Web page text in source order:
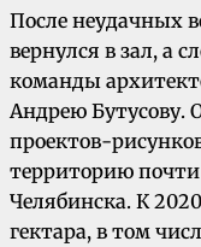
После неудачных
вернулся в зал, а
команды
Андрею Бутусову.
проектов-
территорию почти
Челябинска. К
гектара, в том